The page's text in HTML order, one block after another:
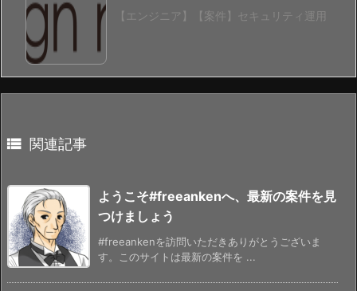
【エンジニア】【案件】セキュリティ運用
 関連記事
ようこそ#freeankenへ、最新の案件を見
つけましょう
#freeankenを訪問いただきありがとうございま
す。このサイトは最新の案件を ...